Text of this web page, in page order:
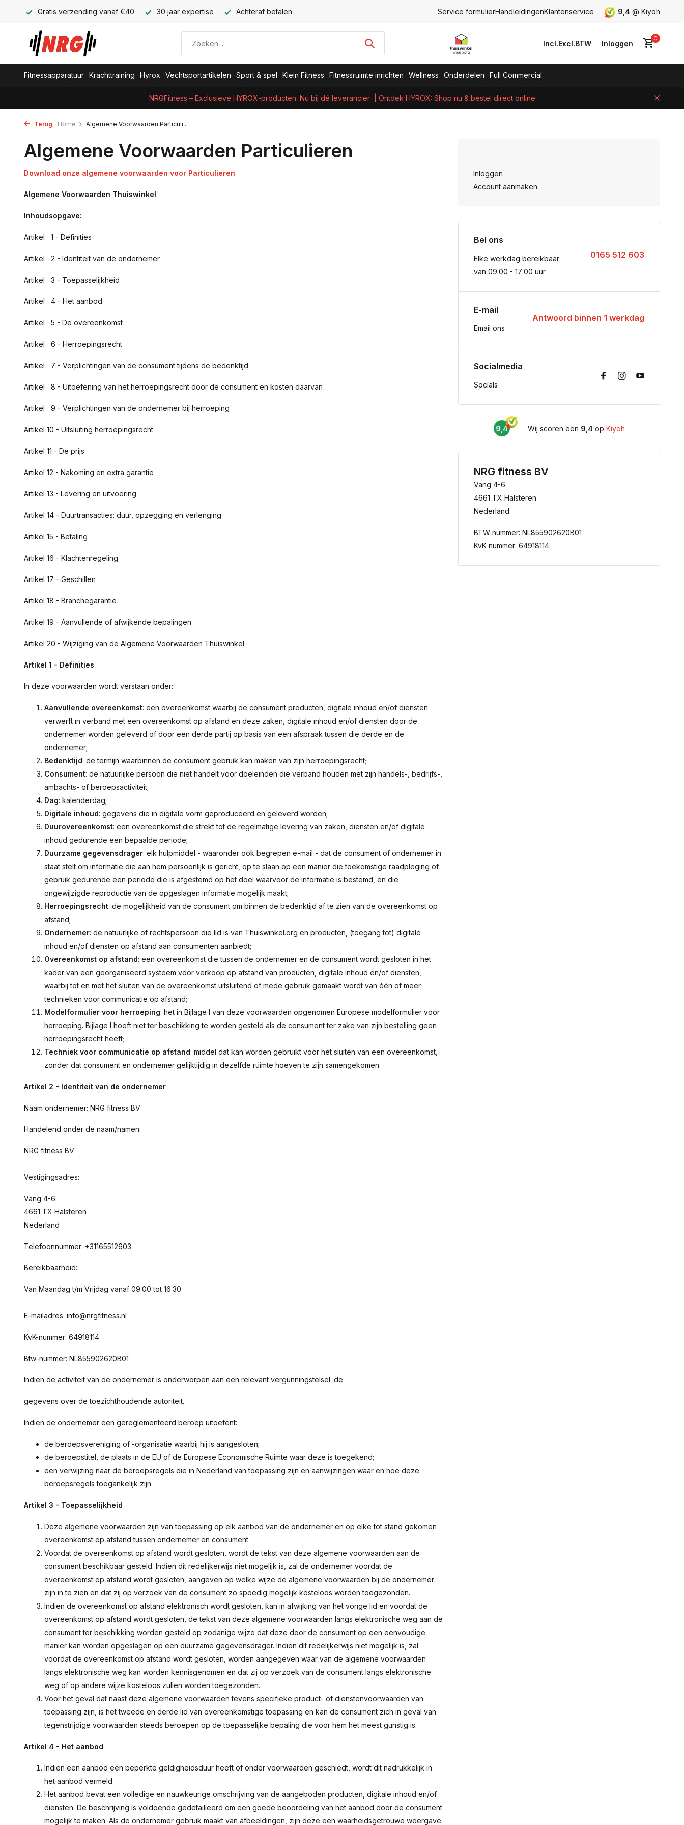
Gratis verzending vanaf €40 30 jaar expertise Achteraf betalen Service formulierHandleidingenKlantenservice 9,4 @ Kiyoh
Incl.Excl.BTW Inloggen
0
Fitnessapparatuur Krachttraining Hyrox Vechtsportartikelen Sport & spel Klein Fitness Fitnessruimte inrichten Wellness Onderdelen Full Commercial
NRGFitness – Exclusieve HYROX-producten: Nu bij dé leverancier | Ontdek HYROX: Shop nu & bestel direct online
Terug Home Algemene Voorwaarden Particuli...
Algemene Voorwaarden Particulieren
Download onze algemene voorwaarden voor Particulieren
Algemene Voorwaarden Thuiswinkel
Inhoudsopgave:
Artikel 1 - Definities
Artikel 2 - Identiteit van de ondernemer
Artikel 3 - Toepasselijkheid
Artikel 4 - Het aanbod
Artikel 5 - De overeenkomst
Artikel 6 - Herroepingsrecht
Artikel 7 - Verplichtingen van de consument tijdens de bedenktijd
Artikel 8 - Uitoefening van het herroepingsrecht door de consument en kosten daarvan
Artikel 9 - Verplichtingen van de ondernemer bij herroeping
Artikel 10 - Uitsluiting herroepingsrecht
Artikel 11 - De prijs
Artikel 12 - Nakoming en extra garantie
Artikel 13 - Levering en uitvoering
Artikel 14 - Duurtransacties: duur, opzegging en verlenging
Artikel 15 - Betaling
Artikel 16 - Klachtenregeling
Artikel 17 - Geschillen
Artikel 18 - Branchegarantie
Artikel 19 - Aanvullende of afwijkende bepalingen
Artikel 20 - Wijziging van de Algemene Voorwaarden Thuiswinkel
Artikel 1 - Definities
In deze voorwaarden wordt verstaan onder:
Aanvullende overeenkomst: een overeenkomst waarbij de consument producten, digitale inhoud en/of diensten
verwerft in verband met een overeenkomst op afstand en deze zaken, digitale inhoud en/of diensten door de
ondernemer worden geleverd of door een derde partij op basis van een afspraak tussen die derde en de
ondernemer;
Bedenktijd: de termijn waarbinnen de consument gebruik kan maken van zijn herroepingsrecht;
Consument: de natuurlijke persoon die niet handelt voor doeleinden die verband houden met zijn handels-, bedrijfs-,
ambachts- of beroepsactiviteit;
Dag: kalenderdag;
Digitale inhoud: gegevens die in digitale vorm geproduceerd en geleverd worden;
Duurovereenkomst: een overeenkomst die strekt tot de regelmatige levering van zaken, diensten en/of digitale
inhoud gedurende een bepaalde periode;
Duurzame gegevensdrager: elk hulpmiddel - waaronder ook begrepen e-mail - dat de consument of ondernemer in
staat stelt om informatie die aan hem persoonlijk is gericht, op te slaan op een manier die toekomstige raadpleging of
gebruik gedurende een periode die is afgestemd op het doel waarvoor de informatie is bestemd, en die
ongewijzigde reproductie van de opgeslagen informatie mogelijk maakt;
Herroepingsrecht: de mogelijkheid van de consument om binnen de bedenktijd af te zien van de overeenkomst op
afstand;
Ondernemer: de natuurlijke of rechtspersoon die lid is van Thuiswinkel.org en producten, (toegang tot) digitale
inhoud en/of diensten op afstand aan consumenten aanbiedt;
Overeenkomst op afstand: een overeenkomst die tussen de ondernemer en de consument wordt gesloten in het
kader van een georganiseerd systeem voor verkoop op afstand van producten, digitale inhoud en/of diensten,
waarbij tot en met het sluiten van de overeenkomst uitsluitend of mede gebruik gemaakt wordt van één of meer
technieken voor communicatie op afstand;
Modelformulier voor herroeping: het in Bijlage I van deze voorwaarden opgenomen Europese modelformulier voor
herroeping. Bijlage I hoeft niet ter beschikking te worden gesteld als de consument ter zake van zijn bestelling geen
herroepingsrecht heeft;
Techniek voor communicatie op afstand: middel dat kan worden gebruikt voor het sluiten van een overeenkomst,
zonder dat consument en ondernemer gelijktijdig in dezelfde ruimte hoeven te zijn samengekomen.
Artikel 2 - Identiteit van de ondernemer
Naam ondernemer: NRG fitness BV
Handelend onder de naam/namen:
NRG fitness BV
Vestigingsadres:
Vang 4-6
4661 TX Halsteren
Nederland
Telefoonnummer: +31165512603
Bereikbaarheid:
Van Maandag t/m Vrijdag vanaf 09:00 tot 16:30
E-mailadres: info@nrgfitness.nl
KvK-nummer: 64918114
Btw-nummer: NL855902620B01
Indien de activiteit van de ondernemer is onderworpen aan een relevant vergunningstelsel: de
gegevens over de toezichthoudende autoriteit.
Indien de ondernemer een gereglementeerd beroep uitoefent:
de beroepsvereniging of -organisatie waarbij hij is aangesloten;
de beroepstitel, de plaats in de EU of de Europese Economische Ruimte waar deze is toegekend;
een verwijzing naar de beroepsregels die in Nederland van toepassing zijn en aanwijzingen waar en hoe deze
beroepsregels toegankelijk zijn.
Artikel 3 - Toepasselijkheid
Deze algemene voorwaarden zijn van toepassing op elk aanbod van de ondernemer en op elke tot stand gekomen
overeenkomst op afstand tussen ondernemer en consument.
Voordat de overeenkomst op afstand wordt gesloten, wordt de tekst van deze algemene voorwaarden aan de
consument beschikbaar gesteld. Indien dit redelijkerwijs niet mogelijk is, zal de ondernemer voordat de
overeenkomst op afstand wordt gesloten, aangeven op welke wijze de algemene voorwaarden bij de ondernemer
zijn in te zien en dat zij op verzoek van de consument zo spoedig mogelijk kosteloos worden toegezonden.
Indien de overeenkomst op afstand elektronisch wordt gesloten, kan in afwijking van het vorige lid en voordat de
overeenkomst op afstand wordt gesloten, de tekst van deze algemene voorwaarden langs elektronische weg aan de
consument ter beschikking worden gesteld op zodanige wijze dat deze door de consument op een eenvoudige
manier kan worden opgeslagen op een duurzame gegevensdrager. Indien dit redelijkerwijs niet mogelijk is, zal
voordat de overeenkomst op afstand wordt gesloten, worden aangegeven waar van de algemene voorwaarden
langs elektronische weg kan worden kennisgenomen en dat zij op verzoek van de consument langs elektronische
weg of op andere wijze kosteloos zullen worden toegezonden.
Voor het geval dat naast deze algemene voorwaarden tevens specifieke product- of dienstenvoorwaarden van
toepassing zijn, is het tweede en derde lid van overeenkomstige toepassing en kan de consument zich in geval van
tegenstrijdige voorwaarden steeds beroepen op de toepasselijke bepaling die voor hem het meest gunstig is.
Artikel 4 - Het aanbod
Indien een aanbod een beperkte geldigheidsduur heeft of onder voorwaarden geschiedt, wordt dit nadrukkelijk in
het aanbod vermeld.
Het aanbod bevat een volledige en nauwkeurige omschrijving van de aangeboden producten, digitale inhoud en/of
diensten. De beschrijving is voldoende gedetailleerd om een goede beoordeling van het aanbod door de consument
mogelijk te maken. Als de ondernemer gebruik maakt van afbeeldingen, zijn deze een waarheidsgetrouwe weergave
Inloggen
Account aanmaken
Bel ons
Elke werkdag bereikbaar
van 09:00 - 17:00 uur
0165 512 603
E-mail
Email ons
Antwoord binnen 1 werkdag
Socialmedia
Socials
9,4 Wij scoren een 9,4 op Kiyoh
NRG fitness BV
Vang 4-6
4661 TX Halsteren
Nederland
BTW nummer: NL855902620B01
KvK nummer: 64918114